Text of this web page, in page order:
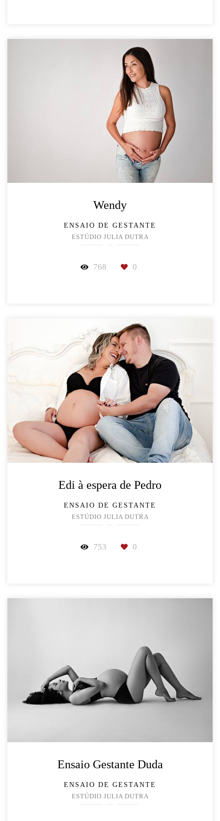
Wendy
ENSAIO DE GESTANTE
ESTÚDIO JULIA DUTRA
768 0
Edi à espera de Pedro
ENSAIO DE GESTANTE
ESTÚDIO JULIA DUTRA
753 0
Ensaio Gestante Duda
ENSAIO DE GESTANTE
ESTÚDIO JULIA DUTRA